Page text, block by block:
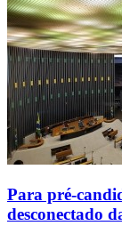
Para pré-
desconectado